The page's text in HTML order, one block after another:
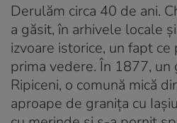
Derulăm circa 40 de ani.
a găsit, în arhivele locale
izvoare istorice, un fapt ce
prima vedere. În 1877,
Ripiceni, o comună mică
aproape de granița cu